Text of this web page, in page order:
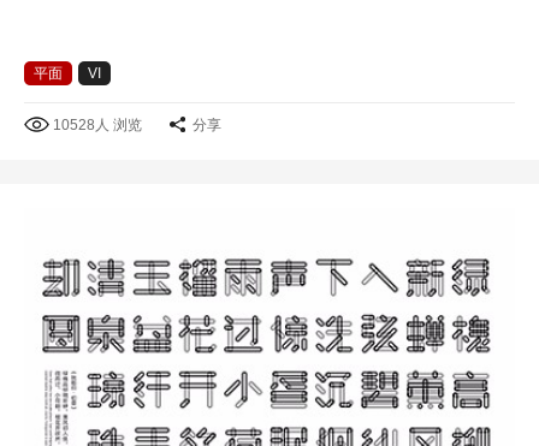
平面 VI
10528人 浏览 分享